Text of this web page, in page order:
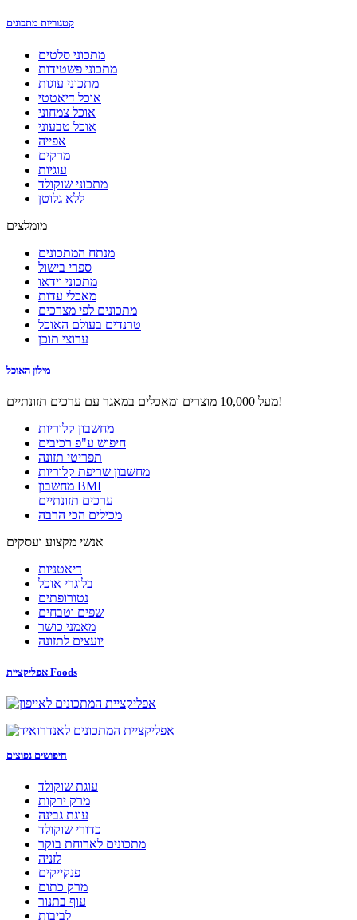
קטגוריות מתכונים
מתכוני סלטים
מתכוני פשטידות
מתכוני עוגות
אוכל דיאטטי
אוכל צמחוני
אוכל טבעוני
אפייה
מרקים
עוגיות
מתכוני שוקולד
ללא גלוטן
מומלצים
מנתח המתכונים
ספרי בישול
מתכוני וידאו
מאכלי עדות
מתכונים לפי מצרכים
טרנדים בעולם האוכל
ערוצי תוכן
מילון האוכל
מעל 10,000 מוצרים ומאכלים במאגר עם ערכים תזונתיים!
מחשבון קלוריות
חיפוש ע"פ רכיבים
תפריטי תזונה
מחשבון שריפת קלוריות
מחשבון BMI
ערכים תזונתיים
מכילים הכי הרבה
אנשי מקצוע ועסקים
דיאטניות
בלוגרי אוכל
נטורופתים
שפים וטבחים
מאמני כושר
יועצים לתזונה
אפליקציית Foods
חיפושים נפוצים
עוגת שוקולד
מרק ירקות
עוגת גבינה
כדורי שוקולד
מתכונים לארוחת בוקר
לזניה
פנקייקים
מרק כתום
עוף בתנור
לביבות